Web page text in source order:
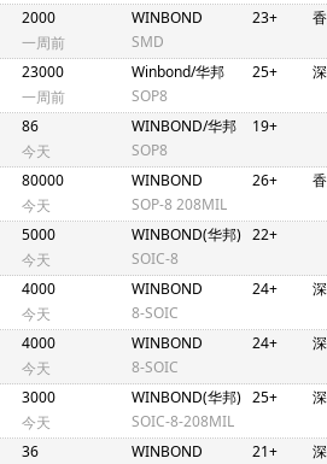
2000
一周前
WINBOND
SMD
23+
23000
一周前
Winbond/华邦
SOP8
25+
86
今天
WINBOND/华邦
SOP8
19+
80000
今天
WINBOND
SOP-8 208MIL
26+
5000
今天
WINBOND(华邦)
SOIC-8
22+
4000
今天
WINBOND
8-SOIC
24+
4000
今天
WINBOND
8-SOIC
24+
3000
今天
WINBOND(华邦)
SOIC-8-208MIL
25+
36
WINBOND
21+